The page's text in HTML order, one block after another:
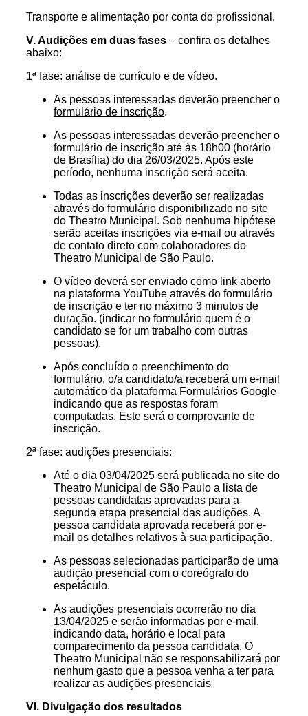
Transporte e alimentação por conta do profissional.
V. Audições em duas fases – confira os detalhes
abaixo:
1ª fase: análise de currículo e de vídeo.
As pessoas interessadas deverão preencher o
formulário de inscrição.
As pessoas interessadas deverão preencher o
formulário de inscrição até às 18h00 (horário
de Brasília) do dia 26/03/2025. Após este
período, nenhuma inscrição será aceita.
Todas as inscrições deverão ser realizadas
através do formulário disponibilizado no site
do Theatro Municipal. Sob nenhuma hipótese
serão aceitas inscrições via e-mail ou através
de contato direto com colaboradores do
Theatro Municipal de São Paulo.
O vídeo deverá ser enviado como link aberto
na plataforma YouTube através do formulário
de inscrição e ter no máximo 3 minutos de
duração. (indicar no formulário quem é o
candidato se for um trabalho com outras
pessoas).
Após concluído o preenchimento do
formulário, o/a candidato/a receberá um e-mail
automático da plataforma Formulários Google
indicando que as respostas foram
computadas. Este será o comprovante de
inscrição.
2ª fase: audições presenciais:
Até o dia 03/04/2025 será publicada no site do
Theatro Municipal de São Paulo a lista de
pessoas candidatas aprovadas para a
segunda etapa presencial das audições. A
pessoa candidata aprovada receberá por e-
mail os detalhes relativos à sua participação.
As pessoas selecionadas participarão de uma
audição presencial com o coreógrafo do
espetáculo.
As audições presenciais ocorrerão no dia
13/04/2025 e serão informadas por e-mail,
indicando data, horário e local para
comparecimento da pessoa candidata. O
Theatro Municipal não se responsabilizará por
nenhum gasto que a pessoa venha a ter para
realizar as audições presenciais
VI. Divulgação dos resultados